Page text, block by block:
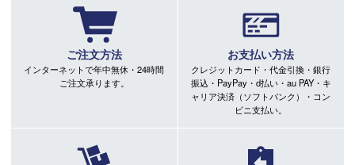
ご注文方法
インターネットで年中無休・24時間
ご注文承ります。
お支払い方法
クレジットカード・代金引換・銀行
振込・PayPay・d払い・au PAY・キ
ャリア決済（ソフトバンク）・コン
ビニ支払い。